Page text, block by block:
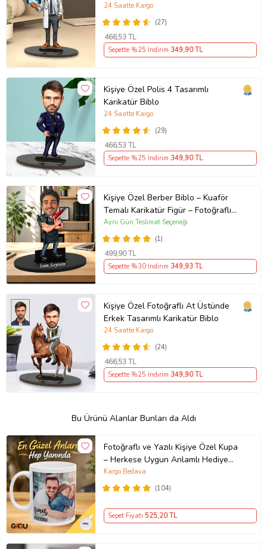
(27)
24 Saatte Kargo
466,53 TL
Sepette %25 İndirim 349,90 TL
Kişiye Özel Polis 4 Tasarımlı
Karikatür Biblo
(29)
24 Saatte Kargo
466,53 TL
Sepette %25 İndirim 349,90 TL
Kişiye Özel Berber Biblo – Kuaför
Temalı Karikatür Figür – Fotoğraflı
İsim Yazılı Hediye Saç Tasarım
Uzmanına Hediye Karikatür Biblo -
Fön Makinesi ve Tarak Detaylı Erkek
Kuaförüne Özel Esprili Karikatür
Biblo
(1)
Aynı Gün Teslimat Seçeneği
499,90 TL
Sepette %30 İndirim 349,93 TL
Kişiye Özel Fotoğraflı At Üstünde
Erkek Tasarımlı Karikatür Biblo
(24)
24 Saatte Kargo
466,53 TL
Sepette %25 İndirim 349,90 TL
Bu Ürünü Alanlar Bunları da Aldı
Fotoğraflı ve Yazılı Kişiye Özel Kupa
– Herkese Uygun Anlamlı Hediye
Porselen Baskılı Kupa (Beyaz)
(104)
Kargo Bedava
Sepet Fiyatı 525,20 TL